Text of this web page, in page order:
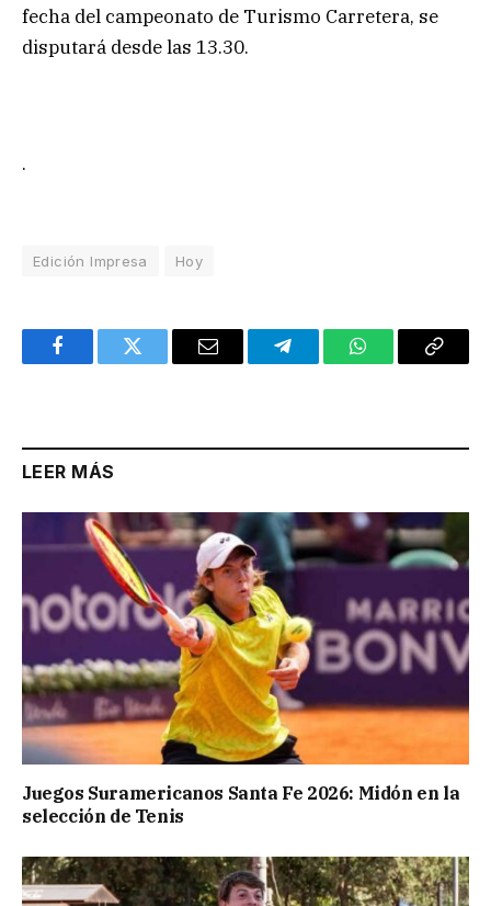
fecha del campeonato de Turismo Carretera, se
disputará desde las 13.30.
.
Edición Impresa Hoy
FacebookTwitter Email TelegramWhatsAppCopy
LEER MÁS
Juegos Suramericanos Santa Fe 2026: Midón en la
selección de Tenis